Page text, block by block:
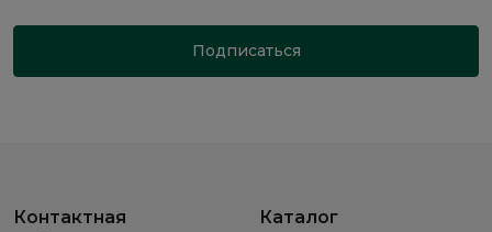
Подписаться
Контактная
Каталог